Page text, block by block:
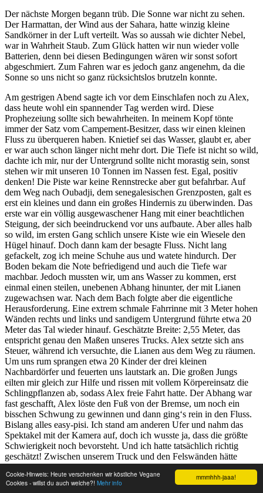
mmmhhh-jaaa!
Cookie-Hinweis: Heute verschenken wir köstliche Vegane
Cookies - willst du auch welche?! Mehr info
Der nächste Morgen begann trüb. Die Sonne war nicht zu sehen.
Der Harmattan, der Wind aus der Sahara, hatte winzig kleine
Sandkörner in der Luft verteilt. Was so aussah wie dichter Nebel,
war in Wahrheit Staub. Zum Glück hatten wir nun wieder volle
Batterien, denn bei diesen Bedingungen wären wir sonst sofort
abgeschmiert. Zum Fahren war es jedoch ganz angenehm, da die
Sonne so uns nicht so ganz rücksichtslos brutzeln konnte.
Am gestrigen Abend sagte ich vor dem Einschlafen noch zu Alex,
dass heute wohl ein spannender Tag werden wird. Diese
Prophezeiung sollte sich bewahrheiten. In meinem Kopf tönte
immer der Satz vom Campement-Besitzer, dass wir einen kleinen
Fluss zu überqueren haben. Knietief sei das Wasser, glaubt er, aber
er war auch schon länger nicht mehr dort. Die Tiefe ist nicht so wild,
dachte ich mir, nur der Untergrund sollte nicht morastig sein, sonst
stehen wir mit unseren 10 Tonnen im Nassen fest. Egal, positiv
denken! Die Piste war keine Rennstrecke aber gut befahrbar. Auf
dem Weg nach Oubadji, dem senegalesischen Grenzposten, galt es
erst ein kleines und dann ein großes Hindernis zu überwinden. Das
erste war ein völlig ausgewaschener Hang mit einer beachtlichen
Steigung, der sich beeindruckend vor uns aufbaute. Aber alles halb
so wild, im ersten Gang schlich unsere Kiste wie ein Wiesele den
Hügel hinauf. Doch dann kam der besagte Fluss. Nicht lang
gefackelt, zog ich meine Schuhe aus und watete hindurch. Der
Boden bekam die Note befriedigend und auch die Tiefe war
machbar. Jedoch mussten wir, um ans Wasser zu kommen, erst
einmal einen steilen, unebenen Abhang hinunter, der mit Lianen
zugewachsen war. Nach dem Bach folgte aber die eigentliche
Herausforderung. Eine extrem schmale Fahrrinne mit 3 Meter hohen
Wänden rechts und links und sandigem Untergrund führte etwa 20
Meter das Tal wieder hinauf. Geschätzte Breite: 2,55 Meter, das
entspricht genau den Maßen unseres Trucks. Alex setzte sich ans
Steuer, während ich versuchte, die Lianen aus dem Weg zu räumen.
Um uns rum sprangen etwa 20 Kinder der drei kleinen
Nachbardörfer und feuerten uns lautstark an. Die großen Jungs
eilten mir gleich zur Hilfe und rissen mit vollem Körpereinsatz die
Schlingpflanzen ab, sodass Alex freie Fahrt hatte. Der Abhang war
fast geschafft, Alex löste den Fuß von der Bremse, um noch ein
bisschen Schwung zu gewinnen und dann ging‘s rein in den Fluss.
Bislang alles easy-pisi. Ich stand am anderen Ufer und nahm das
Spektakel mit der Kamera auf, doch ich wusste ja, dass die größte
Schwierigkeit noch bevorsteht. Und ich hatte tatsächlich richtig
geschätzt! Zwischen unserem Truck und den Felswänden hätte
keine Hand mehr zwischengepasst. Die Räder schrappten schon an
den Seitenwänden und das linke Paar drohte den Bodenkontakt zu
verlieren, da der Weg so uneben war. Ich hielt die Luft an und